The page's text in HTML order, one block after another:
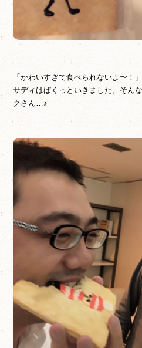
「かわいすぎて食べられないよ〜！
サディはぱくっといきました。そん
クさん…♪